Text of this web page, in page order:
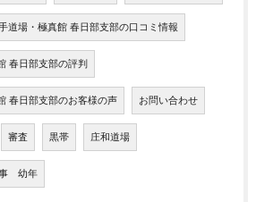
道場・極真館 春日部支部の口コミ情報
春日部支部の評判
春日部支部のお客様の声 お問い合わせ
審査 黒帯 庄和道場
幼年